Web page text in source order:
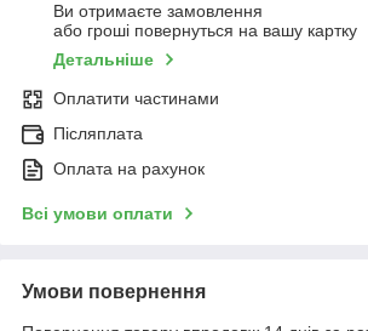
Ви отримаєте замовлення
або гроші повернуться на вашу картку
Детальніше
Оплатити частинами
Післяплата
Оплата на рахунок
Всі умови оплати
Умови повернення